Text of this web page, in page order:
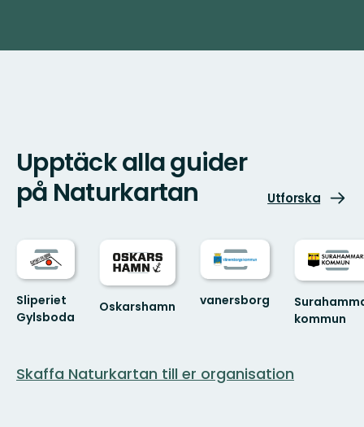
Upptäck alla guider
på Naturkartan
Utforska
Sliperiet
Gylsboda
Gylsbodas
Oskarshamn
fantastiska
natur!
vanersborg
kommun
Skaffa Naturkartan till er organisation